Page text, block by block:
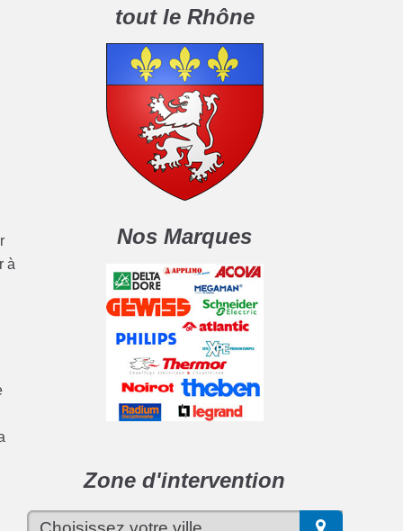
à
tout le Rhône
Nos Marques
Zone d'intervention